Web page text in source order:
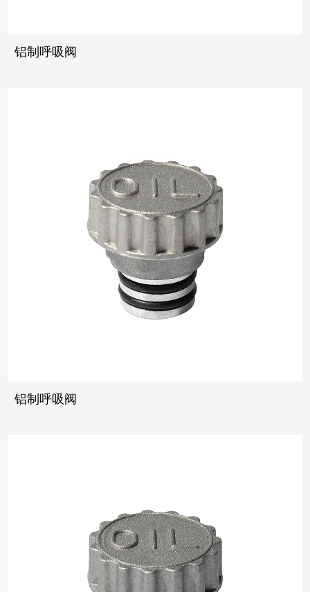
铝制呼吸阀
铝制呼吸阀